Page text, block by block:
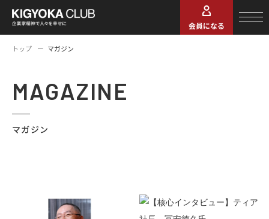
会員になる
トップ マガジン
MAGAZINE
マガジン